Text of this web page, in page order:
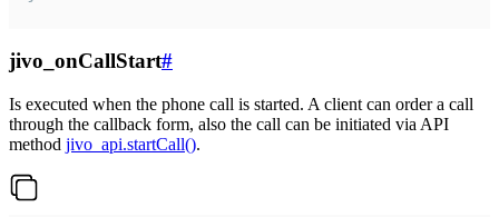
jivo_onCallStart#
Is executed when the phone call is started. A client can order a call
through the callback form, also the call can be initiated via API
method jivo_api.startCall().